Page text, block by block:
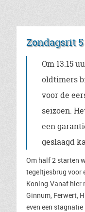
Zondagsrit
Om 13.15
oldtimers
voor de
seizoen.
een
geslaagd
Om half 2 starten
tegeltjesbrug voor
Koning.Vanaf hier
Ginnum, Ferwert,
even een